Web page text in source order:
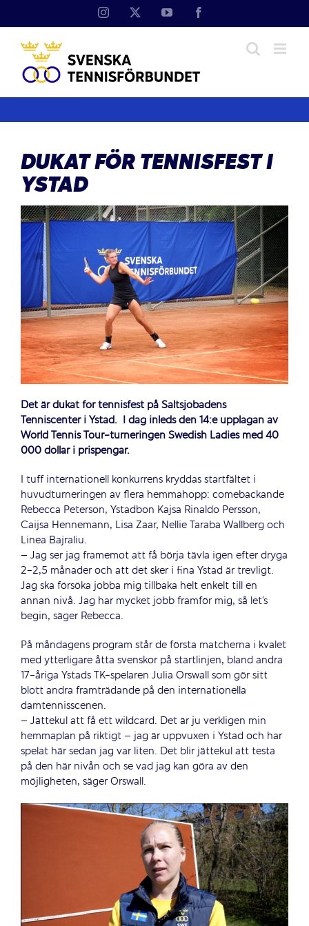
Instagram YouTube
DUKAT FÖR TENNISFEST I
YSTAD
Det är dukat för tennisfest på Saltsjöbadens
Tenniscenter i Ystad. I dag inleds den 14:e upplagan av
World Tennis Tour-turneringen Swedish Ladies med 40
000 dollar i prispengar.
I tuff internationell konkurrens kryddas startfältet i
huvudturneringen av flera hemmahopp: comebackande
Rebecca Peterson, Ystadbon Kajsa Rinaldo Persson,
Caijsa Hennemann, Lisa Zaar, Nellie Taraba Wallberg och
Linea Bajraliu.
– Jag ser jag framemot att få börja tävla igen efter dryga
2-2,5 månader och att det sker i fina Ystad är trevligt.
Jag ska försöka jobba mig tillbaka helt enkelt till en
annan nivå. Jag har mycket jobb framför mig, så let’s
begin, säger Rebecca.
På måndagens program står de första matcherna i kvalet
med ytterligare åtta svenskor på startlinjen, bland andra
17-åriga Ystads TK-spelaren Julia Orswall som gör sitt
blott andra framträdande på den internationella
damtennisscenen.
– Jättekul att få ett wildcard. Det är ju verkligen min
hemmaplan på riktigt – jag är uppvuxen i Ystad och har
spelat här sedan jag var liten. Det blir jättekul att testa
på den här nivån och se vad jag kan göra av den
möjligheten, säger Orswall.